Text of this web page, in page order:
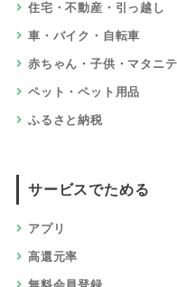
住宅・不動産・引っ越し
車・バイク・自転車
赤ちゃん・子供・マタニ
ペット・ペット用品
ふるさと納税
サービスでためる
アプリ
高還元率